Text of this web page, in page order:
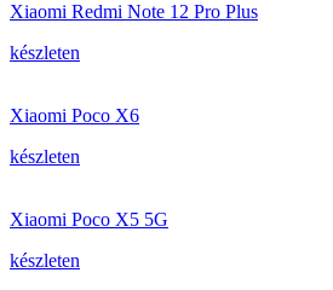
Xiaomi Redmi Note 12 Pro Plus
készleten
Xiaomi Poco X6
készleten
Xiaomi Poco X5 5G
készleten